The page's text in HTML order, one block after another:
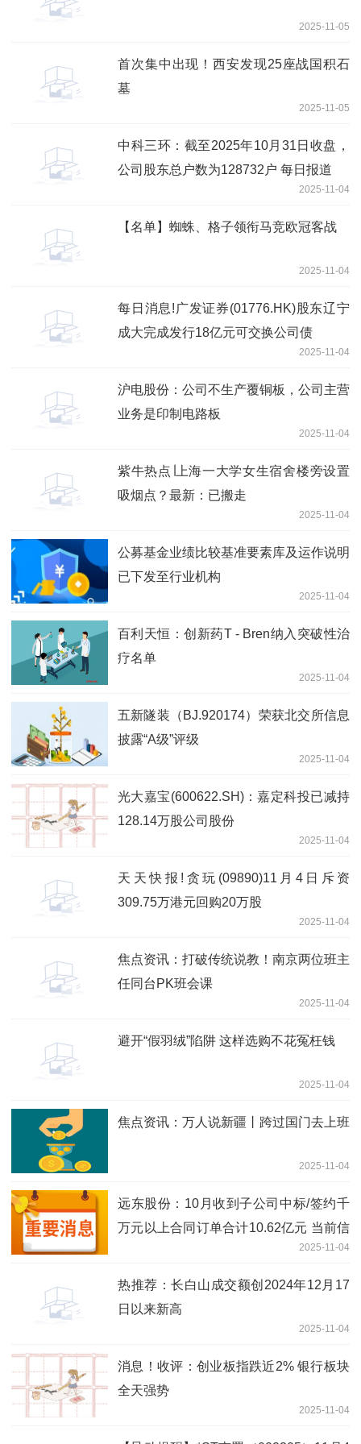
2025-11-05
首次集中出现！西安发现25座战国积石
墓
2025-11-05
中科三环：截至2025年10月31日收盘，
公司股东总户数为128732户 每日报道
2025-11-04
【名单】蜘蛛、格子领衔马竞欧冠客战
2025-11-04
每日消息!广发证券(01776.HK)股东辽宁
成大完成发行18亿元可交换公司债
2025-11-04
沪电股份：公司不生产覆铜板，公司主营
业务是印制电路板
2025-11-04
紫牛热点∣上海一大学女生宿舍楼旁设置
吸烟点？最新：已搬走
2025-11-04
公募基金业绩比较基准要素库及运作说明
已下发至行业机构
2025-11-04
百利天恒：创新药T - Bren纳入突破性治
疗名单
2025-11-04
五新隧装（BJ.920174）荣获北交所信息
披露“A级”评级
2025-11-04
光大嘉宝(600622.SH)：嘉定科投已减持
128.14万股公司股份
2025-11-04
天天快报!贪玩(09890)11月4日斥资
309.75万港元回购20万股
2025-11-04
焦点资讯：打破传统说教！南京两位班主
任同台PK班会课
2025-11-04
避开“假羽绒”陷阱 这样选购不花冤枉钱
2025-11-04
焦点资讯：万人说新疆丨跨过国门去上班
2025-11-04
远东股份：10月收到子公司中标/签约千
万元以上合同订单合计10.62亿元 当前信
2025-11-04
热推荐：长白山成交额创2024年12月17
日以来新高
2025-11-04
消息！收评：创业板指跌近2% 银行板块
全天强势
2025-11-04